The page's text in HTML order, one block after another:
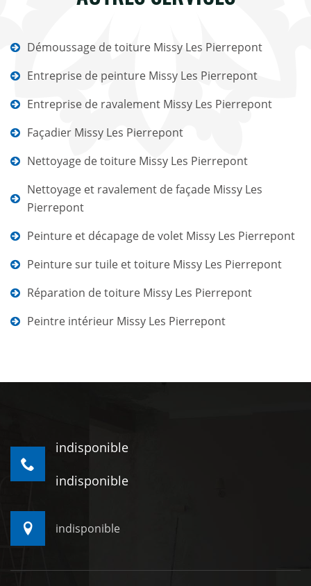
Démoussage de toiture Missy Les Pierrepont
Entreprise de peinture Missy Les Pierrepont
Entreprise de ravalement Missy Les Pierrepont
Façadier Missy Les Pierrepont
Nettoyage de toiture Missy Les Pierrepont
Nettoyage et ravalement de façade Missy Les
Pierrepont
Peinture et décapage de volet Missy Les Pierrepont
Peinture sur tuile et toiture Missy Les Pierrepont
Réparation de toiture Missy Les Pierrepont
Peintre intérieur Missy Les Pierrepont
indisponible
indisponible
indisponible